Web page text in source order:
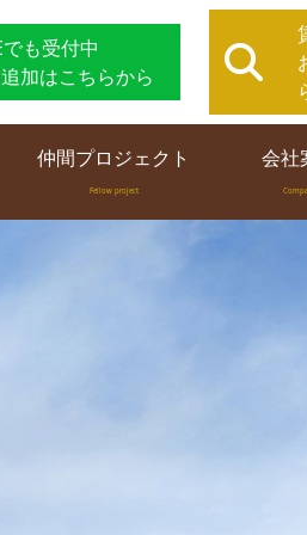
も受付中
加はこちらから
仲間プロジェクト
Fellow project
会社